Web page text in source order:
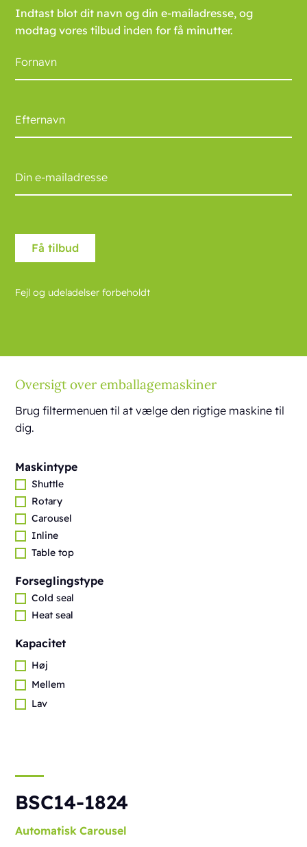
Indtast blot dit navn og din e-mailadresse, og
modtag vores tilbud inden for få minutter.
Fejl og udeladelser forbeholdt
Oversigt over emballagemaskiner
Brug filtermenuen til at vælge den rigtige maskine til
dig.
Maskintype
Shuttle
Rotary
Carousel
Inline
Table top
Forseglingstype
Cold seal
Heat seal
Kapacitet
Høj
Mellem
Lav
BSC14-1824
Automatisk Carousel